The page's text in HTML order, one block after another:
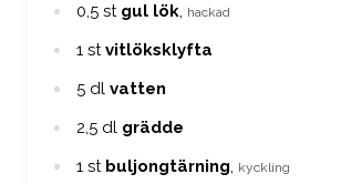
0,5 st gul lök, hackad
1 st vitlöksklyfta
5 dl vatten
2,5 dl grädde
1 st buljongtärning, kyckling